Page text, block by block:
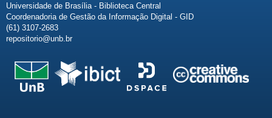
Universidade de Brasília - Biblioteca Central
Coordenadoria de Gestão da Informação Digital - GID
(61) 3107-2683
repositorio@unb.br